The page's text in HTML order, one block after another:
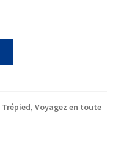
Trépied, Voyagez en toute